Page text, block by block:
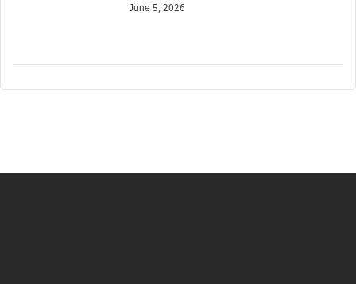
June 5, 2026